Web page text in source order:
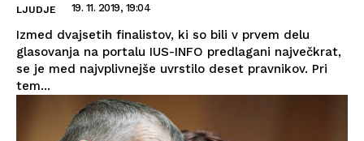
LJUDJE 19. 11. 2019, 19:04
Izmed dvajsetih finalistov, ki so bili v prvem delu
glasovanja na portalu IUS-INFO predlagani največkrat,
se je med najvplivnejše uvrstilo deset pravnikov. Pri
tem...